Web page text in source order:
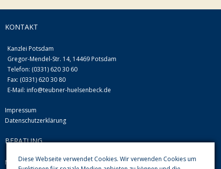
KONTAKT
Kanzlei Potsdam
Gregor-Mendel-Str. 14, 14469 Potsdam
Telefon: (0331) 620 30 60
Fax: (0331) 620 30 80
E-Mail: info@teubner-huelsenbeck.de
Impressum
Datenschutzerklärung
BERATUNG
Mo-Do von 09.00 Uhr-12.00 Uhr und 13.00-16.00 Uhr
Diese Webseite verwendet Cookies. Wir verwenden Cookies um